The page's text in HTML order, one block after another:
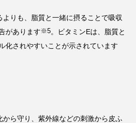
よりも、脂質と一緒に摂ることで吸収
があります ※5。ビタミンEは、脂質と
化されやすいことが示されています
から守り、紫外線などの刺激から皮ふ